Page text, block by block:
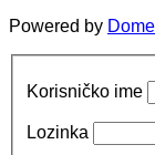
Powered by
Korisničko ime
Lozinka